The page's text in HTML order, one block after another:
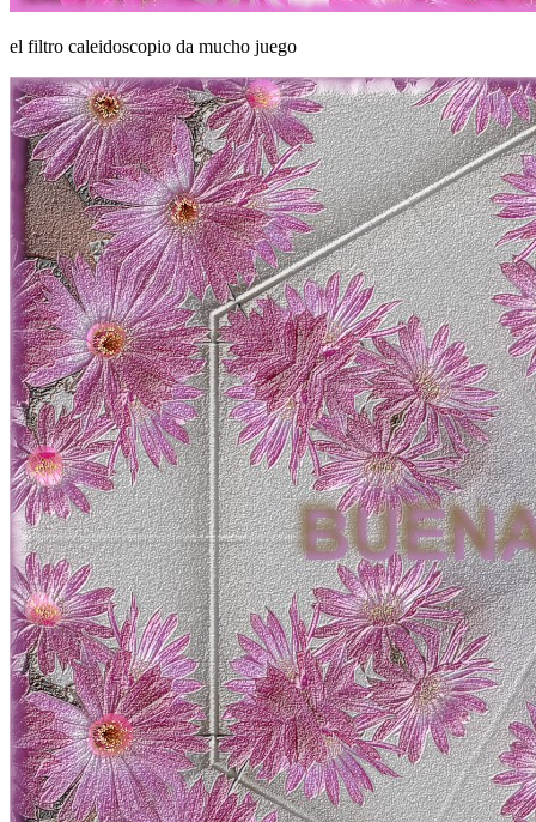
el filtro caleidoscopio da mucho juego